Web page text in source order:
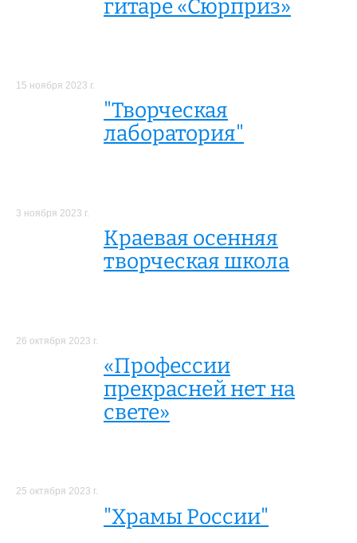
гитаре «Сюрприз»
15 ноября 2023 г.
"Творческая
лаборатория"
3 ноября 2023 г.
Краевая осенняя
творческая школа
26 октября 2023 г.
«Профессии
прекрасней нет на
свете»
25 октября 2023 г.
"Храмы России"